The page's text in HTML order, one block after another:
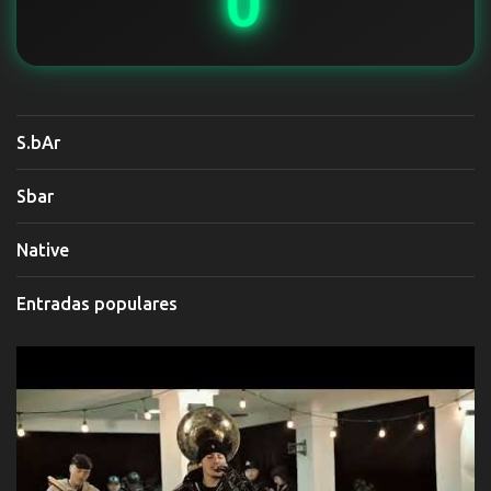
S.bAr
Sbar
Native
Entradas populares